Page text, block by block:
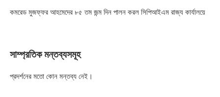
কমরেড মুজফ্ফর আহমেদের ৮৫ তম জন্ম দিন পালন করল সিপিআইএম রাজ্য কার্যালয়ে
সাম্প্রতিক মন্তব্যসমূহ
প্রদর্শনের মতো কোন মন্তব্য নেই।